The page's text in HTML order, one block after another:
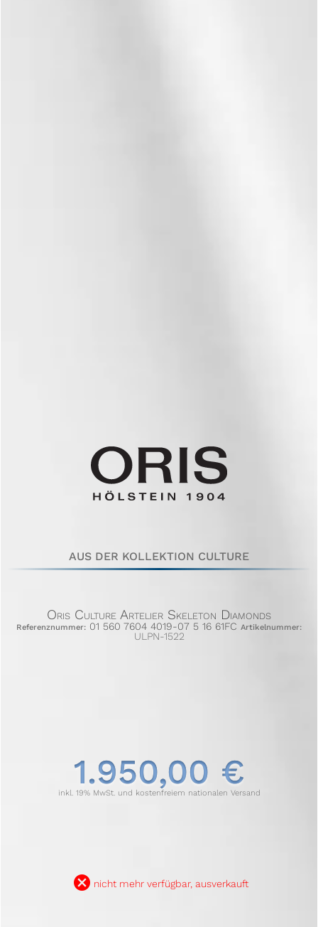
AUS DER KOLLEKTION CULTURE
Oris Culture Artelier Skeleton Diamonds
Referenznummer: 01 560 7604 4019-07 5 16 61FC Artikelnummer:
ULPN-1522
1.950,00 €
inkl. 19% MwSt. und kostenfreiem nationalen Versand
B nicht mehr verfügbar, ausverkauft